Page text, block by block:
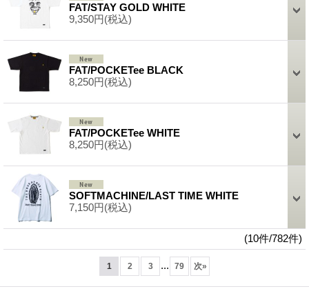
FAT/STAY GOLD WHITE
9,350円(税込)
FAT/POCKETee BLACK
8,250円(税込)
FAT/POCKETee WHITE
8,250円(税込)
SOFTMACHINE/LAST TIME WHITE
7,150円(税込)
(10件/782件)
1 2 3 ... 79 次»